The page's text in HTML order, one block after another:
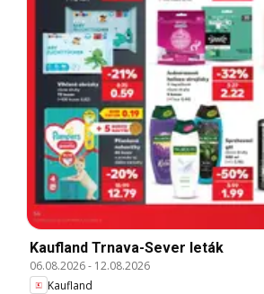
Kaufland Trnava-Sever leták
06.08.2026- 12.08.2026
Kaufland